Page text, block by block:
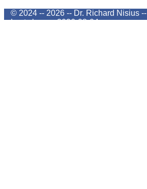
© 2024 -- 2026 -- Dr. Richard Nisius --
Last change2026-08-04